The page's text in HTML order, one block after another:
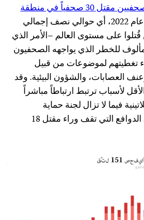
الصحفيين مقتل 30 صحفياً في منطقة
خلال عام 2022، أي حوالي نصف إجمالي
على مستوى العالم –الأمر الذي
للخطر الذي يواجهه الصحفيون
تغطيتهم لموضوعات من قبيل
العصابات، والشؤون البيئية. وقد
الأقل لأسباب ترتبط ارتباطاً مباشراً
فيما لا تزال لجنة حماية
الصحفيين تحقق في الدوافع التي تقف وراء مقتل 18